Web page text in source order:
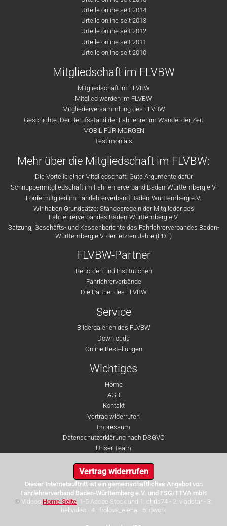
Urteile online seit 2014
Urteile online seit 2013
Urteile online seit 2012
Urteile online seit 2011
Urteile online seit 2010
Mitgliedschaft im FLVBW
Mitgliedschaft im FLVBW
Mitglied werden im FLVBW
Mitgliederversammlung des FLVBW
Geschichte: Der Berufsstand der Fahrlehrer im Wandel der Zeit
MOBIL FÜR MORGEN
Testimonials
Mehr über die Mitgliedschaft im FLVBW:
Die Vorteile einer Mitgliedschaft: Gute Argumente dafür
Schnuppermitgliedschaft im Fahrlehrerverband Baden-Württemberg e.V.
Fördermitglied im Fahrlehrerverband Baden-Württemberg e.V.
Wir haben Grundsätze: Standesregeln der Mitglieder des
Fahrlehrerverbandes Baden-Württemberg e.V.
Satzung, Geschäfts- und Kassenberichte des Fahrlehrerverbandes Baden-
Württemberg e.V. der letzten Jahre (PDF)
FLVBW-Partner
Behörden und Institutionen
Fahrlehrerverbände
Die Partner des FLVBW
Service
Bildergalerien des FLVBW
Downloads
Online Bestellungen
Wichtiges
Home
AGB
Kontakt
Vertrag widerrufen
Impressum
Datenschutzerklärung nach DSGVO
Unser Team
Vertrag widerrufen
Dieser Internetauftritt ist ein gemeinschaftliches Angebot von
Fahrlehrerverband Baden-Württemberg e.V. und FSG/TTVA mbH
© Videos Home-Seite: 1-5 Adobe Stock und 1: chris74 - 2: vladstar - 3:
helivideo - 4 : frolova_elena - 5: dwork